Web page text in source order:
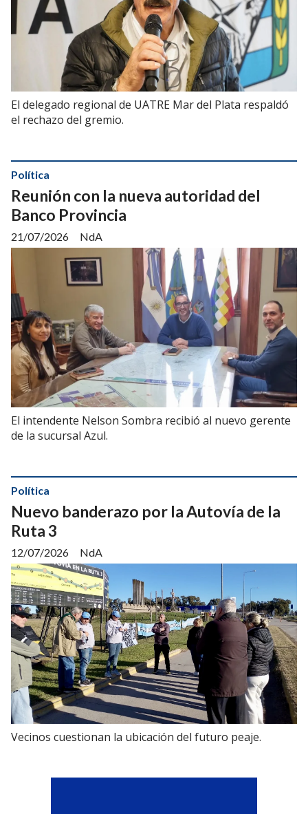
El delegado regional de UATRE Mar del Plata respaldó
el rechazo del gremio.
Reunión con la nueva autoridad del
Banco Provincia
NdA
Política
21/07/2026
El intendente Nelson Sombra recibió al nuevo gerente
de la sucursal Azul.
Nuevo banderazo por la Autovía de la
Ruta 3
NdA
Política
12/07/2026
Vecinos cuestionan la ubicación del futuro peaje.